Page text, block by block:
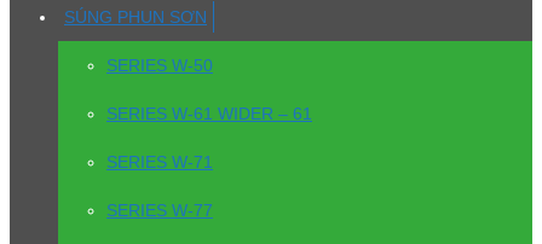
SÚNG PHUN SƠN
SERIES W-50
SERIES W-61 WIDER – 61
SERIES W-71
SERIES W-77